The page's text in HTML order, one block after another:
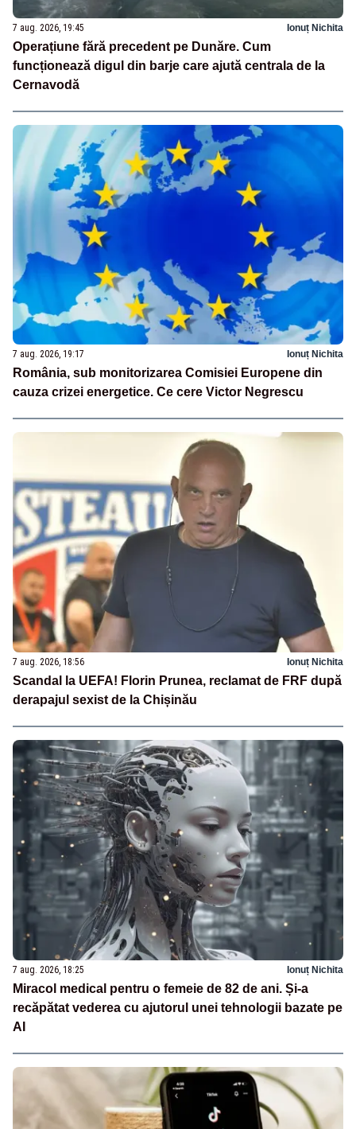
7 aug. 2026, 19:45 Ionuț Nichita
Operațiune fără precedent pe Dunăre. Cum
funcționează digul din barje care ajută centrala de la
Cernavodă
7 aug. 2026, 19:17 Ionuț Nichita
România, sub monitorizarea Comisiei Europene din
cauza crizei energetice. Ce cere Victor Negrescu
7 aug. 2026, 18:56 Ionuț Nichita
Scandal la UEFA! Florin Prunea, reclamat de FRF după
derapajul sexist de la Chișinău
7 aug. 2026, 18:25 Ionuț Nichita
Miracol medical pentru o femeie de 82 de ani. Și-a
recăpătat vederea cu ajutorul unei tehnologii bazate pe
AI